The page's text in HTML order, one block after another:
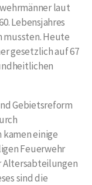
laut
Lebensjahres
mussten. Heute
gesetzlich auf 67
Gebietsreform
einige
Feuerwehr
Altersabteilungen
sind die